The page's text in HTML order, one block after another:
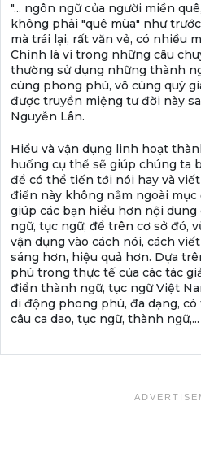
"... ngôn ngữ của người miền
không phải "quê mùa" như
mà trái lại, rất văn vẻ, có nhiều
Chính là vì trong những câu
thường sử dụng những thành
cùng phong phú, vô cùng quý
được truyền miệng tư đời này
Nguyễn Lân.
Hiểu và vận dụng linh hoạt
huống cụ thể sẽ giúp chúng ta
để có thể tiến tới nói hay và
điển này không nằm ngoài mục
giúp các bạn hiểu hơn nội
ngữ, tục ngữ; để trên cơ sở đó,
vận dụng vào cách nói, cách
sáng hơn, hiệu quả hơn. Dựa
phú trong thực tế của các tác
điển thành ngữ, tục ngữ Việt
di động phong phú, đa dạng,
câu ca dao, tục ngữ, thành ngữ,...